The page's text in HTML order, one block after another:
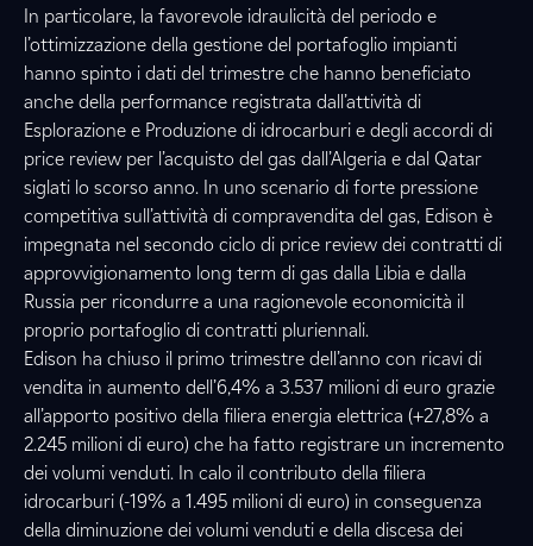
In particolare, la favorevole idraulicità del periodo e
l’ottimizzazione della gestione del portafoglio impianti
hanno spinto i dati del trimestre che hanno beneficiato
anche della performance registrata dall’attività di
Esplorazione e Produzione di idrocarburi e degli accordi di
price review per l’acquisto del gas dall’Algeria e dal Qatar
siglati lo scorso anno. In uno scenario di forte pressione
competitiva sull’attività di compravendita del gas, Edison è
impegnata nel secondo ciclo di price review dei contratti di
approvvigionamento long term di gas dalla Libia e dalla
Russia per ricondurre a una ragionevole economicità il
proprio portafoglio di contratti pluriennali.
Edison ha chiuso il primo trimestre dell’anno con ricavi di
vendita in aumento dell’6,4% a 3.537 milioni di euro grazie
all’apporto positivo della filiera energia elettrica (+27,8% a
2.245 milioni di euro) che ha fatto registrare un incremento
dei volumi venduti. In calo il contributo della filiera
idrocarburi (-19% a 1.495 milioni di euro) in conseguenza
della diminuzione dei volumi venduti e della discesa dei